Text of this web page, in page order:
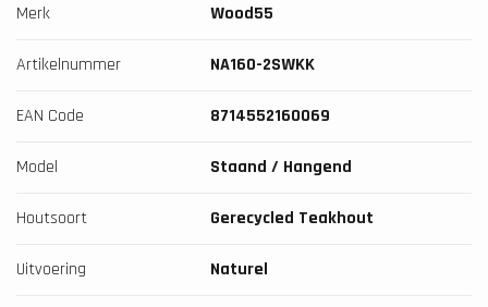
Merk Wood55
Artikelnummer NA160-2SWKK
EAN Code 8714552160069
Model Staand / Hangend
Houtsoort Gerecycled Teakhout
Uitvoering Naturel